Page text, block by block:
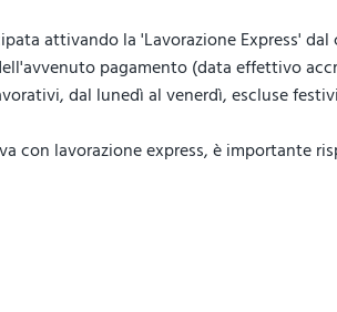
attivando la 'Lavorazione Express'
pagamento (data effettivo
dal lunedì al venerdì, escluse
con lavorazione express, è importante